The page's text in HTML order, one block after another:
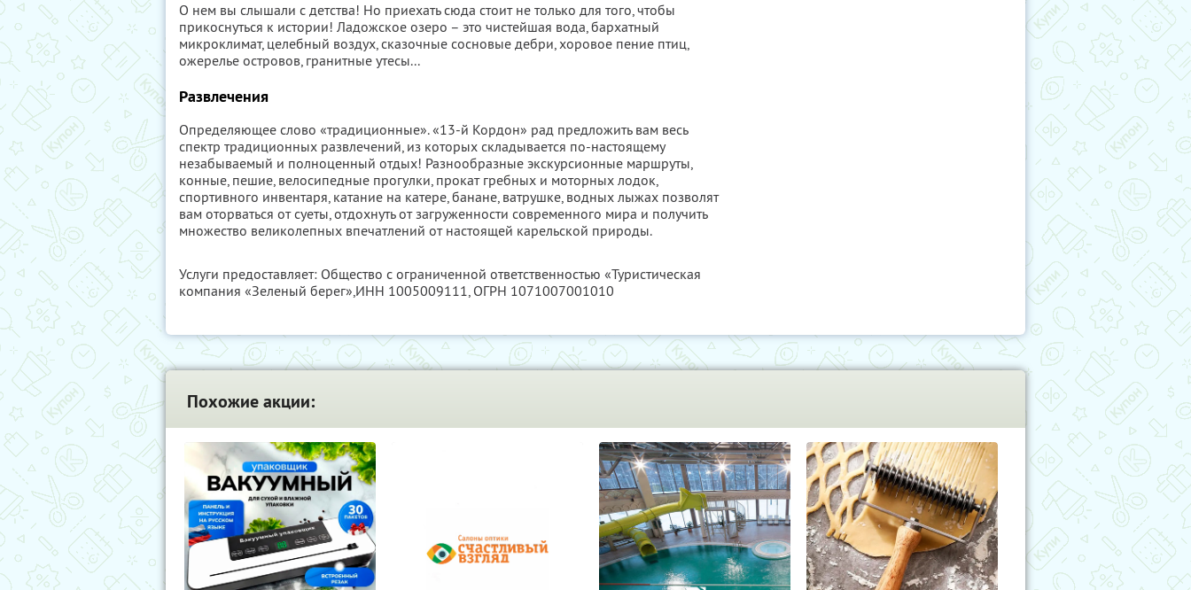
О нем вы слышали с детства! Но приехать сюда стоит не только для того, чтобы
прикоснуться к истории! Ладожское озеро – это чистейшая вода, бархатный
микроклимат, целебный воздух, сказочные сосновые дебри, хоровое пение птиц,
ожерелье островов, гранитные утесы...
Развлечения
Определяющее слово «традиционные». «13-й Кордон» рад предложить вам весь
спектр традиционных развлечений, из которых складывается по-настоящему
незабываемый и полноценный отдых! Разнообразные экскурсионные маршруты,
конные, пешие, велосипедные прогулки, прокат гребных и моторных лодок,
спортивного инвентаря, катание на катере, банане, ватрушке, водных лыжах позволят
вам оторваться от суеты, отдохнуть от загруженности современного мира и получить
множество великолепных впечатлений от настоящей карельской природы.
Услуги предоставляет: Общество с ограниченной ответственностью «Туристическая
компания «Зеленый берег»,ИНН 1005009111, ОГРН 1071007001010
Похожие акции: